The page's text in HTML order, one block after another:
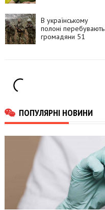
із КНДР, —
Володимир
Зеленський
В українському
полоні перебувають
громадяни 51
ПОПУЛЯРНІ НОВИНИ